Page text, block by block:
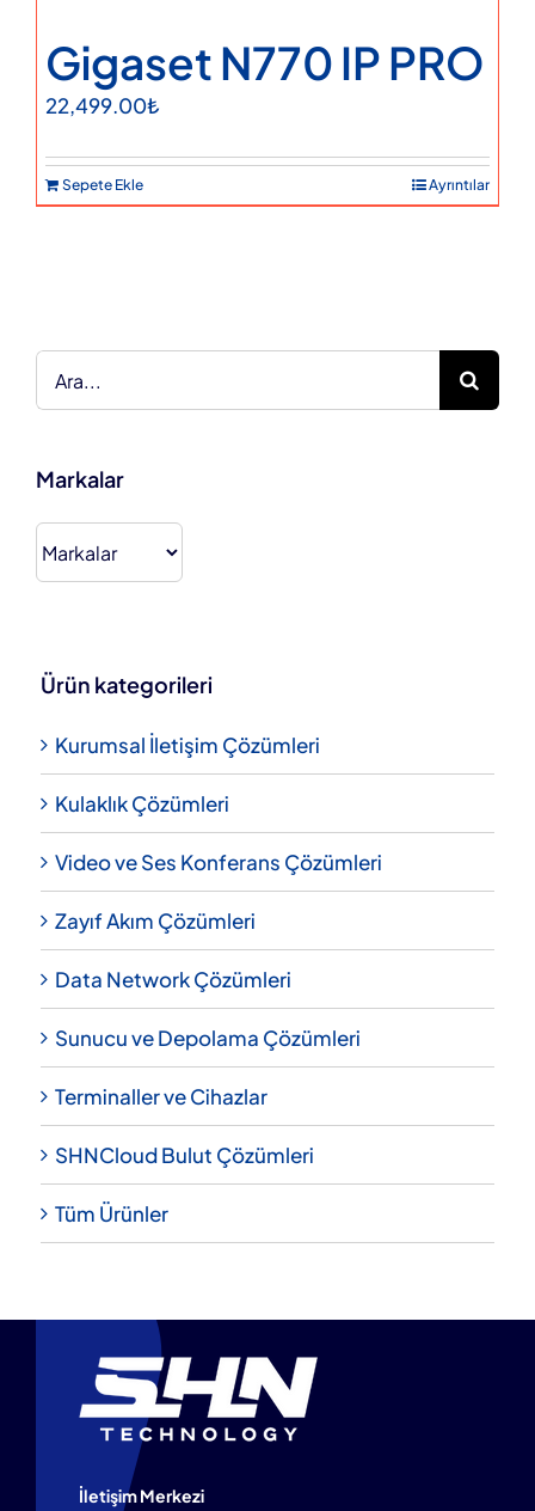
Gigaset N770 IP PRO
22,499.00₺
Sepete Ekle Ayrıntılar
Markalar
Ürün kategorileri
Kurumsal İletişim Çözümleri
Kulaklık Çözümleri
Video ve Ses Konferans Çözümleri
Zayıf Akım Çözümleri
Data Network Çözümleri
Sunucu ve Depolama Çözümleri
Terminaller ve Cihazlar
SHNCloud Bulut Çözümleri
Tüm Ürünler
İletişim Merkezi